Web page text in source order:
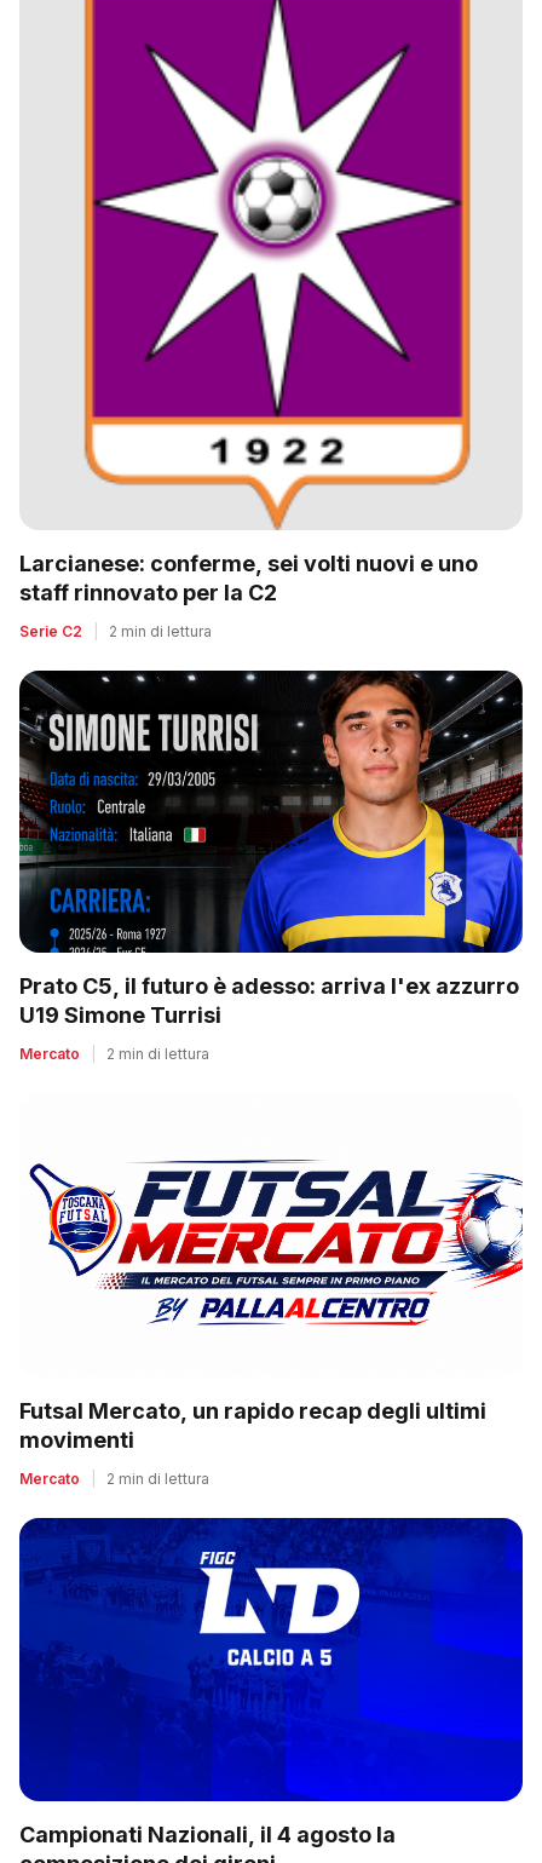
Larcianese: conferme, sei volti nuovi e uno
staff rinnovato per la C2
Serie C2 2 min di lettura
Prato C5, il futuro è adesso: arriva l'ex azzurro
U19 Simone Turrisi
Mercato 2 min di lettura
Futsal Mercato, un rapido recap degli ultimi
movimenti
Mercato 2 min di lettura
Campionati Nazionali, il 4 agosto la